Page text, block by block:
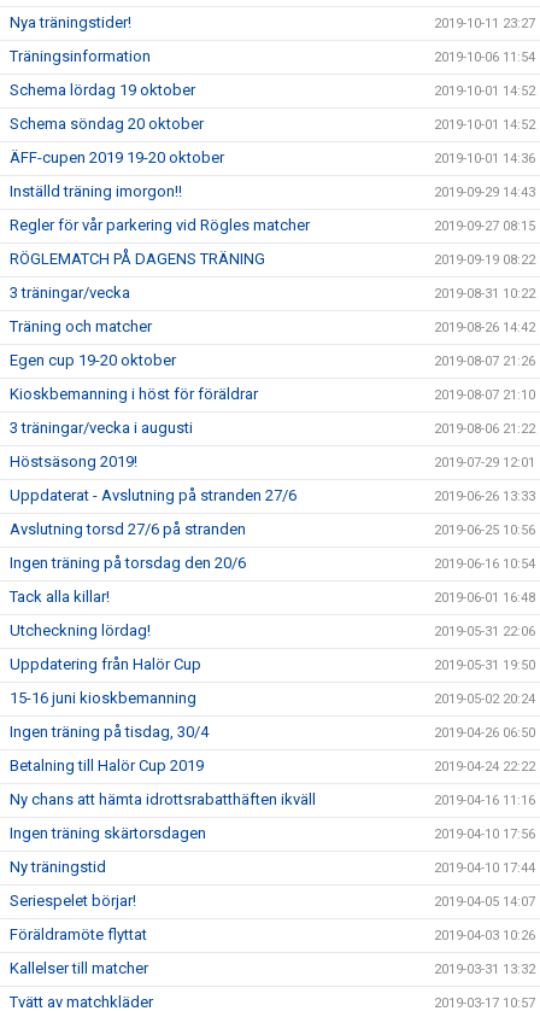
Nya träningstider! 2019-10-11 23:27
Träningsinformation 2019-10-06 11:54
Schema lördag 19 oktober 2019-10-01 14:52
Schema söndag 20 oktober 2019-10-01 14:52
ÄFF-cupen 2019 19-20 oktober 2019-10-01 14:36
Inställd träning imorgon!! 2019-09-29 14:43
Regler för vår parkering vid Rögles matcher 2019-09-27 08:15
RÖGLEMATCH PÅ DAGENS TRÄNING 2019-09-19 08:22
3 träningar/vecka 2019-08-31 10:22
Träning och matcher 2019-08-26 14:42
Egen cup 19-20 oktober 2019-08-07 21:26
Kioskbemanning i höst för föräldrar 2019-08-07 21:10
3 träningar/vecka i augusti 2019-08-06 21:22
Höstsäsong 2019! 2019-07-29 12:01
Uppdaterat - Avslutning på stranden 27/6 2019-06-26 13:33
Avslutning torsd 27/6 på stranden 2019-06-25 10:56
Ingen träning på torsdag den 20/6 2019-06-16 10:54
Tack alla killar! 2019-06-01 16:48
Utcheckning lördag! 2019-05-31 22:06
Uppdatering från Halör Cup 2019-05-31 19:50
15-16 juni kioskbemanning 2019-05-02 20:24
Ingen träning på tisdag, 30/4 2019-04-26 06:50
Betalning till Halör Cup 2019 2019-04-24 22:22
Ny chans att hämta idrottsrabatthäften ikväll 2019-04-16 11:16
Ingen träning skärtorsdagen 2019-04-10 17:56
Ny träningstid 2019-04-10 17:44
Seriespelet börjar! 2019-04-05 14:07
Föräldramöte flyttat 2019-04-03 10:26
Kallelser till matcher 2019-03-31 13:32
Tvätt av matchkläder 2019-03-17 10:57